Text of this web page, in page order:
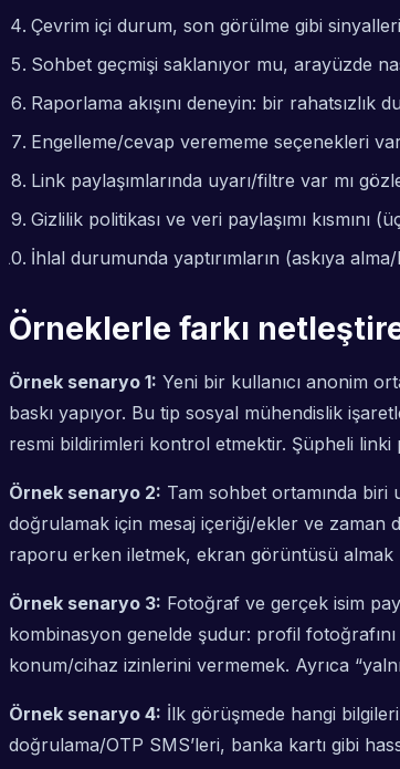
Çevrim içi durum, son görülme gibi
Sohbet geçmişi saklanıyor mu, arayüzde
Raporlama akışını deneyin: bir rahatsızlık
Engelleme/cevap verememe seçenekleri
Link paylaşımlarında uyarı/filtre var mı
Gizlilik politikası ve veri paylaşımı kısmını
İhlal durumunda yaptırımların (askıya
Örneklerle farkı
Örnek senaryo 1: Yeni bir kullanıcı anonim
baskı yapıyor. Bu tip sosyal mühendislik
resmi bildirimleri kontrol etmektir. Şüpheli
Örnek senaryo 2: Tam sohbet ortamında biri
doğrulamak için mesaj içeriği/ekler ve zaman
raporu erken iletmek, ekran görüntüsü almak
Örnek senaryo 3: Fotoğraf ve gerçek isim
kombinasyon genelde şudur: profil
konum/cihaz izinlerini vermemek. Ayrıca
Örnek senaryo 4: İlk görüşmede hangi
doğrulama/OTP SMS’leri, banka kartı gibi